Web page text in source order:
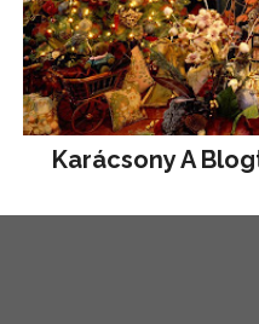
Karácsony A